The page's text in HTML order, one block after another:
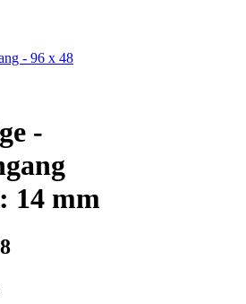
- 96 x 48
-
14 mm